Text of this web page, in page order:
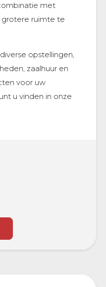
met
grotere ruimte te
opstellingen,
zaalhuur en
voor uw
u vinden in onze